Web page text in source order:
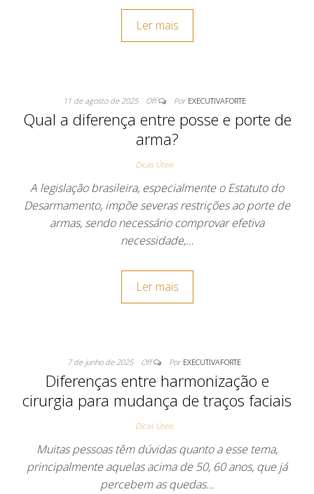
Ler mais
11 de agosto de 2025 Off Por EXECUTIVAFORTE
Qual a diferença entre posse e porte de
arma?
Dicas Úteis
A legislação brasileira, especialmente o Estatuto do
Desarmamento, impõe severas restrições ao porte de
armas, sendo necessário comprovar efetiva
necessidade,…
Ler mais
7 de junho de 2025 Off Por EXECUTIVAFORTE
Diferenças entre harmonização e
cirurgia para mudança de traços faciais
Dicas Úteis
Muitas pessoas têm dúvidas quanto a esse tema,
principalmente aquelas acima de 50, 60 anos, que já
percebem as quedas…